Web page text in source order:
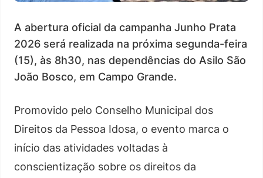
A abertura oficial da campanha Junho Prata
2026 será realizada na próxima segunda-feira
(15), às 8h30, nas dependências do Asilo São
João Bosco, em Campo Grande.
Promovido pelo Conselho Municipal dos
Direitos da Pessoa Idosa, o evento marca o
início das atividades voltadas à
conscientização sobre os direitos da